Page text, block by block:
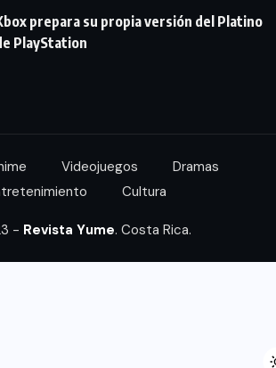
prepara su propia versión del Platino
PlayStation
Videojuegos
Dramas
Cultura
- Revista Yume. Costa Rica.